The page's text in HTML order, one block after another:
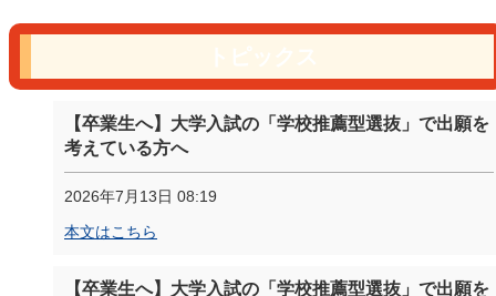
【卒業生へ】大学入試の「学校推薦型選抜」で出願を
考えている方へ
2026年7月13日 08:19
本文はこちら
【卒業生へ】大学入試の「学校推薦型選抜」で出願を